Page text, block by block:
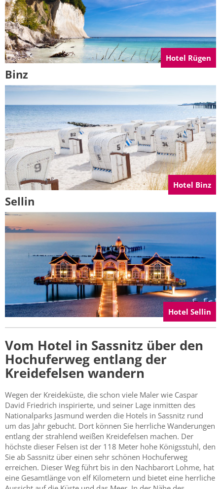
Hotel Rügen
Binz
Hotel Binz
Sellin
Hotel Sellin
Vom Hotel in Sassnitz über den
Hochuferweg entlang der
Kreidefelsen wandern
Wegen der Kreideküste, die schon viele Maler wie Caspar
David Friedrich inspirierte, und seiner Lage inmitten des
Nationalparks Jasmund werden die Hotels in Sassnitz rund
um das Jahr gebucht. Dort können Sie herrliche Wanderungen
entlang der strahlend weißen Kreidefelsen machen. Der
höchste dieser Felsen ist der 118 Meter hohe Königsstuhl, den
Sie ab Sassnitz über einen sehr schönen Hochuferweg
erreichen. Dieser Weg führt bis in den Nachbarort Lohme, hat
eine Gesamtlänge von elf Kilometern und bietet eine herrliche